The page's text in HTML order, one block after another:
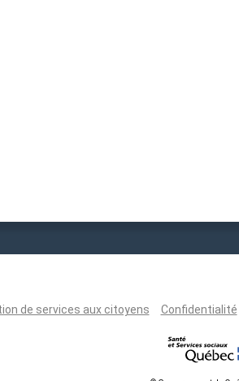
de services aux citoyens Confidentialité